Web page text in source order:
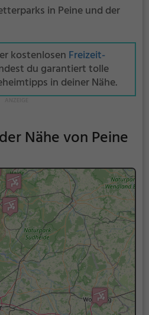
in Peine und der
kostenlosen Freizeit-
du garantiert tolle
in deiner Nähe.
Nähe von Peine